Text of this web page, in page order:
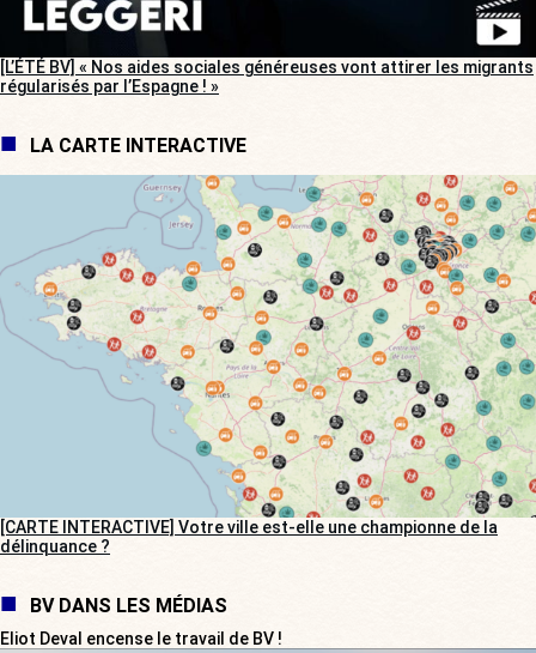
[L’ÉTÉ BV] « Nos aides sociales généreuses vont attirer les migrants
régularisés par l’Espagne ! »
LA CARTE INTERACTIVE
[CARTE INTERACTIVE] Votre ville est-elle une championne de la
délinquance ?
BV DANS LES MÉDIAS
Eliot Deval encense le travail de BV !